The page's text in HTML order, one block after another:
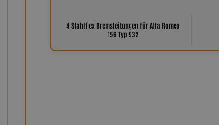
4 Stahlflex Bremsleitungen für Alfa Romeo
156 Typ 932